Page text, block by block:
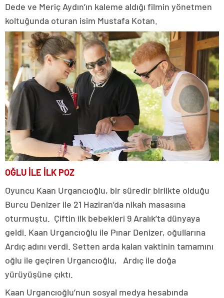
Dede ve Meriç Aydın’ın kaleme aldığı filmin yönetmen
koltuğunda oturan isim Mustafa Kotan.
OĞLU İLE İLK POZ
Oyuncu Kaan Urgancıoğlu, bir süredir birlikte olduğu
Burcu Denizer ile 21 Haziran’da nikah masasına
oturmuştu. Çiftin ilk bebekleri 9 Aralık’ta dünyaya
geldi. Kaan Urgancıoğlu ile Pınar Denizer, oğullarına
Ardıç adını verdi. Setten arda kalan vaktinin tamamını
oğlu ile geçiren Urgancıoğlu, Ardıç ile doğa
yürüyüşüne çıktı.
Kaan Urgancıoğlu’nun sosyal medya hesabında